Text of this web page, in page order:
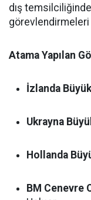
dış
görevlendirmeleri
Atama Yapılan
İzlanda
Ukrayna
Hollanda
BM Cenevre